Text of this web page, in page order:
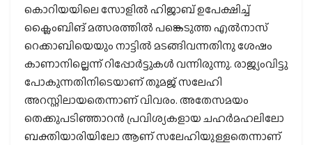
കൊറിയയിലെ സോളില്‍ ഹിജാബ് ഉപേക്ഷിച്ച്
ക്ലൈംബിങ് മത്സരത്തില്‍ പങ്കെടുത്ത എല്‍നാസ്
റെക്കാബിയെയും നാട്ടില്‍ മടങ്ങിവന്നതിനു ശേഷം
കാണാനില്ലെന്ന് റിപ്പോര്‍ട്ടുകള്‍ വന്നിരുന്നു. രാജ്യംവിട്ടു
പോകുന്നതിനിടെയാണ് തൂമജ് സലേഹി
അറസ്റ്റിലായതെന്നാണ് വിവരം. അതേസമയം
തെക്കുപടിഞ്ഞാറന്‍ പ്രവിശ്യകളായ ചഹര്‍മഹലിലോ
ബക്തിയാരിയിലോ ആണ് സലേഹിയുള്ളതെന്നാണ്